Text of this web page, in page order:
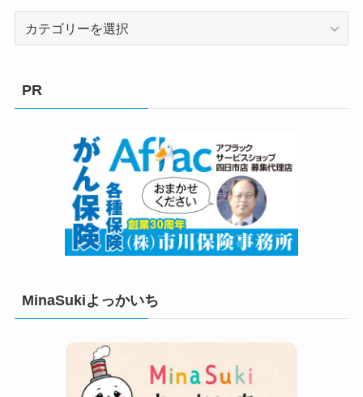
PR
MinaSukiよっかいち